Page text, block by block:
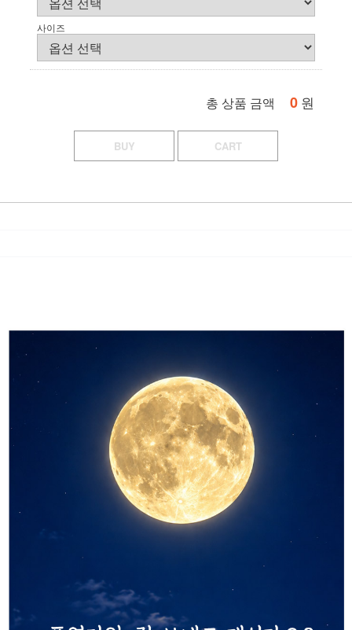
사이즈
총 상품 금액 0 원
BUY CART